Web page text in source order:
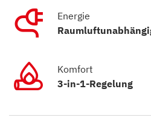
Energie
Komfort
3-in-1-Regelung